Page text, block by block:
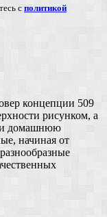
с политикой
концепции 509
рисунком, а
и домашнюю
начиная от